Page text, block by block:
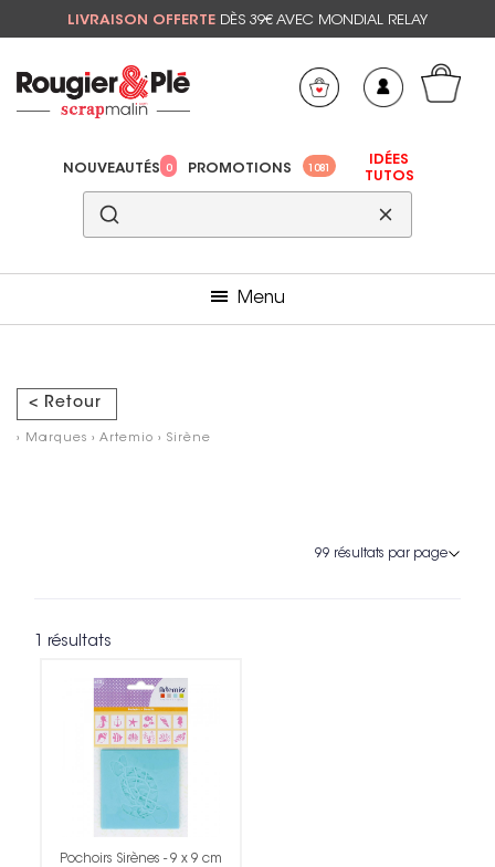
LIVRAISON OFFERTE DÈS 39€ AVEC MONDIAL RELAY
NOUVEAUTÉS 0 PROMOTIONS 1081
IDÉES
TUTOS
Menu
< Retour
› Marques › Artemio › Sirène
1 résultats
Pochoirs Sirènes - 9 x 9 cm